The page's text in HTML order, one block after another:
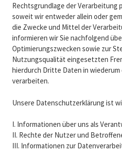
Rechtsgrundlage der Verarbeitung
soweit wir entweder allein oder
die Zwecke und Mittel der
informieren wir Sie nachfolgend
Optimierungszwecken sowie zur
Nutzungsqualität eingesetzten
hierdurch Dritte Daten in
verarbeiten.
Unsere Datenschutzerklärung ist
I. Informationen über uns als
II. Rechte der Nutzer und
III. Informationen zur